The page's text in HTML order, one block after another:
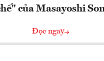
của Masayoshi
Đọc ngay